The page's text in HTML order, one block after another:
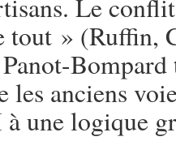
Le
tout »
les anciens
une logique